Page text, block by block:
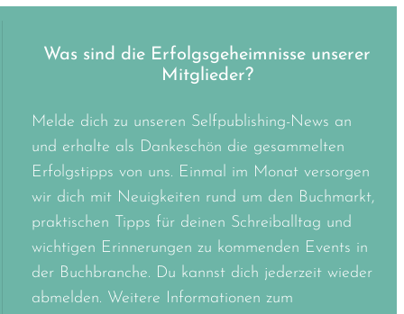
Was sind die Erfolgsgeheimnisse unserer
Mitglieder?
Melde dich zu unseren Selfpublishing-News an
und erhalte als Dankeschön die gesammelten
Erfolgstipps von uns. Einmal im Monat versorgen
wir dich mit Neuigkeiten rund um den Buchmarkt,
praktischen Tipps für deinen Schreiballtag und
wichtigen Erinnerungen zu kommenden Events in
der Buchbranche. Du kannst dich jederzeit wieder
abmelden. Weitere Informationen zum